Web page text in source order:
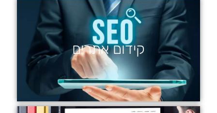
קידום אתרים